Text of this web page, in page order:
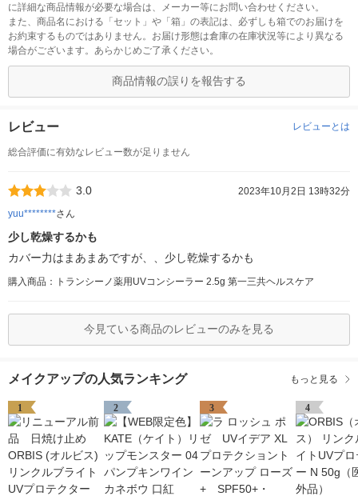
に詳細な商品情報が必要な場合は、メーカー等にお問い合わせください。
また、商品名における「セット」や「箱」の表記は、必ずしも箱でのお届けを
お約束するものではありません。お届け形態は倉庫の在庫状況等により異なる
場合がございます。あらかじめご了承ください。
商品情報の誤りを報告する
レビュー レビューとは
総合評価に有効なレビュー数が足りません
3.0
2023年10月2日 13時32分
yuu********さん
少し乾燥するかも
カバー力はまあまあですが、、少し乾燥するかも
購入商品：トランシーノ薬用UVコンシーラー 2.5g 第一三共ヘルスケア
今見ている商品のレビューのみを見る
メイクアップの人気ランキング もっと見る
1 2 3 4